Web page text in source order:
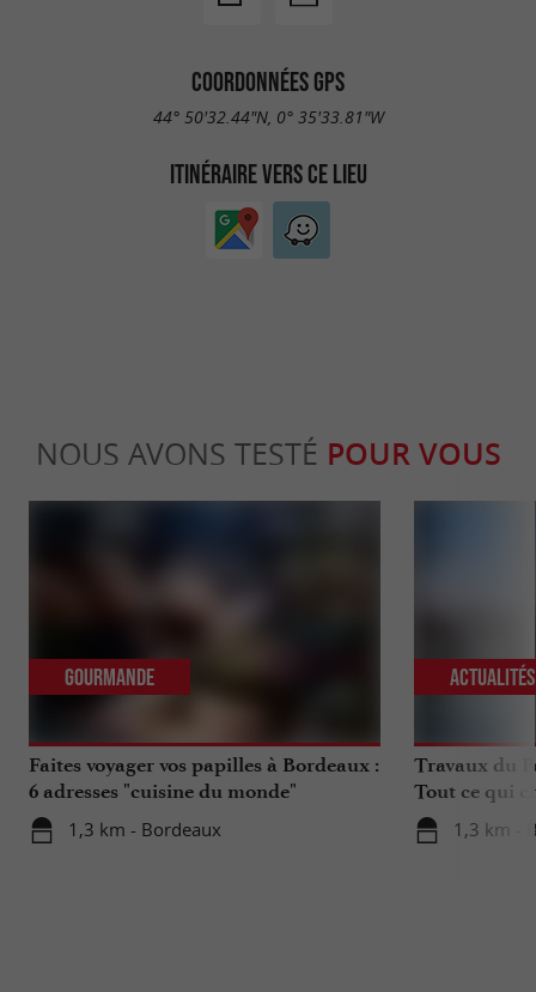
COORDONNÉES GPS
44° 50'32.44"N, 0° 35'33.81"W
ITINÉRAIRE VERS CE LIEU
NOUS AVONS TESTÉ POUR VOUS
Faites voyager vos papilles à Bordeaux :
6 adresses "cuisine du monde"
1,3 km - Bordeaux
Gourmande
Travaux du
Tout ce qui
1,3 km -
Actualités